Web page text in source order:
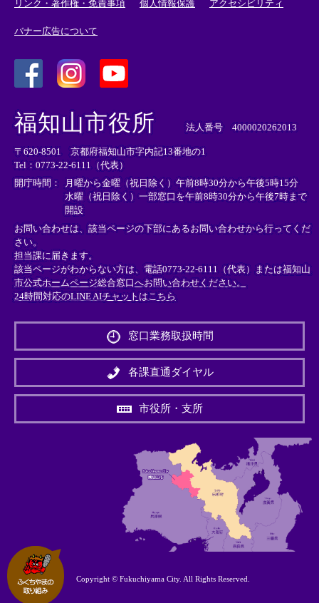
リンク・著作権・免責事項 個人情報保護 アクセシビリティ
バナー広告について
外
部
リ
ン
ク
＞
外
リ
ン
ク
＞
外
部
ン
ク
＞
福知山市役所 法人番号 4000020262013
〒620-8501 京都府福知山市字内記13番地の1
Tel：0773-22-6111（代表）
開庁時間：
月曜から金曜（祝日除く）午前8時30分から午後5時15分
水曜（祝日除く）一部窓口を午前8時30分から午後7時まで
開設
お問い合わせは、該当ページの下部にあるお問い合わせから行ってくだ
さい。
担当課に届きます。
該当ページがわからない方は、電話0773-22-6111（代表）または福知山
市公式ホームページ総合窓口へお問い合わせください。
24時間対応のLINE AIチャットはこちら
外
リ
ン
＞
窓口業務取扱時間
各課直通ダイヤル
市役所・支所
Copyright © Fukuchiyama City. All Rights Reserved.